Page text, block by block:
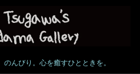
んびり。心を癒すひとときを。